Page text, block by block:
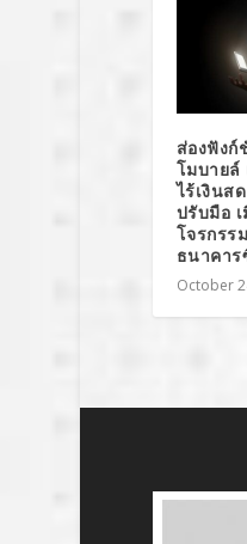
ส่องฟังก์
โมบายล์
ไร้เงินส
ปรับมือ
โจรกรร
ธนาคา
October